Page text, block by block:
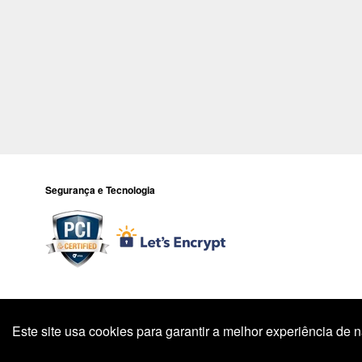
Segurança e Tecnologia
Endereço: R.
Este site usa cookies para garantir a melhor experiência de